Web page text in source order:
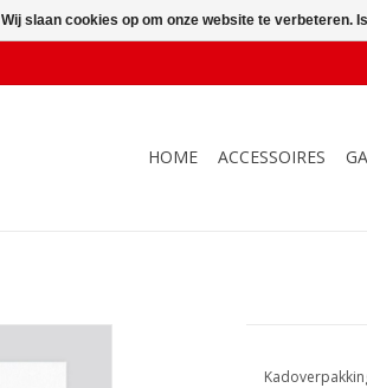
HOME ACCESSOIRES
Wij slaan cookies op om onze website te verbeteren.